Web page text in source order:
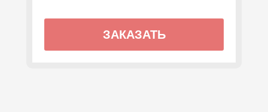
ЗАКАЗАТЬ